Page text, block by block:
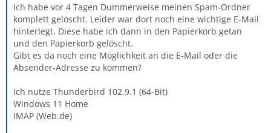
Ich habe vor 4 Tagen Dummerweise meinen Spam-Ordner
komplett gelöscht. Leider war dort noch eine wichtige E-Mail
hinterlegt. Diese habe ich dann in den Papierkorb getan
und den Papierkorb gelöscht.
Gibt es da noch eine Möglichkeit an die E-Mail oder die
Absender-Adresse zu kommen?
Ich nutze Thunderbird 102.9.1 (64-Bit)
Windows 11 Home
IMAP (Web.de)